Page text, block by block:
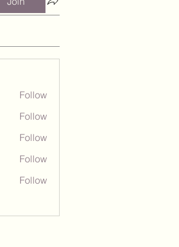
Follow
Follow
Follow
Follow
Follow